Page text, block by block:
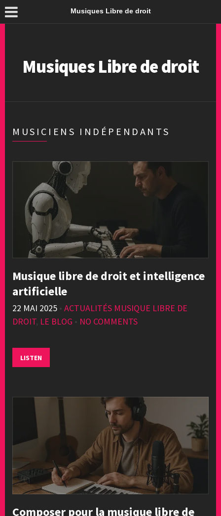
Musiques Libre de droit
Musiques Libre de droit
MUSICIENS INDÉPENDANTS
Musique libre de droit et intelligence
artificielle
22 MAI 2025 • ACTUALITÉS MUSIQUE LIBRE DE
DROIT, LE BLOG • NO COMMENTS
LISTEN
Composer pour la musique libre de